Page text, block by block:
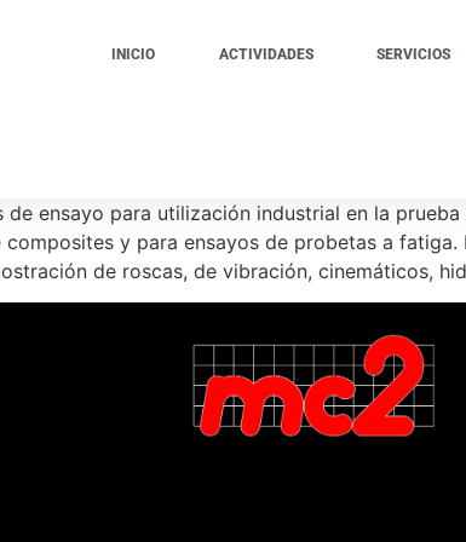
INICIO ACTIVIDADES SERVICIOS
ensayo para utilización industrial en la
y para ensayos de probetas a
de roscas, de vibración, cinemáticos,